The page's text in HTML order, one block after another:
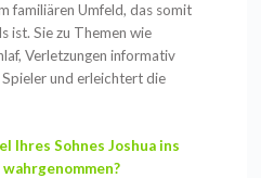
familiären Umfeld, das somit
ist. Sie zu Themen wie
Verletzungen informativ
und erleichtert die
Ihres Sohnes Joshua ins